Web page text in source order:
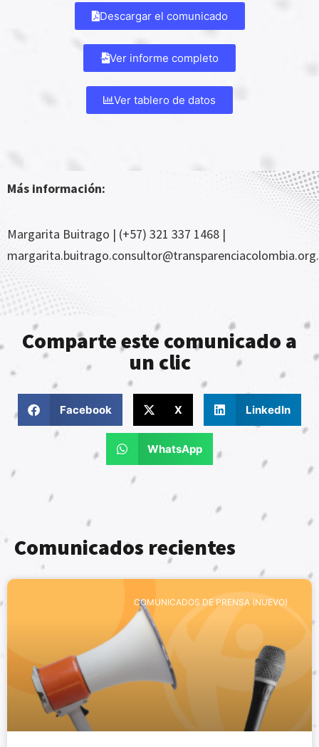
Descargar el comunicado
Ver informe completo
Ver tablero de datos
Más información:
Margarita Buitrago | (+57) 321 337 1468 |
Comparte este comunicado a
un clic
Facebook X LinkedIn
WhatsApp
Comunicados recientes
COMUNICADOS DE PRENSA (NUEVO)